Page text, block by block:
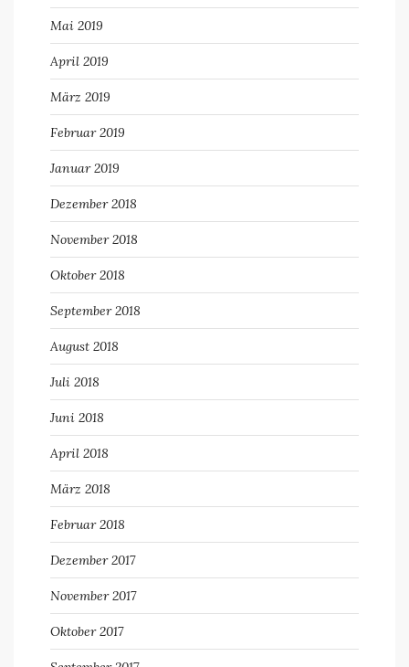
Mai 2019
April 2019
März 2019
Februar 2019
Januar 2019
Dezember 2018
November 2018
Oktober 2018
September 2018
August 2018
Juli 2018
Juni 2018
April 2018
März 2018
Februar 2018
Dezember 2017
November 2017
Oktober 2017